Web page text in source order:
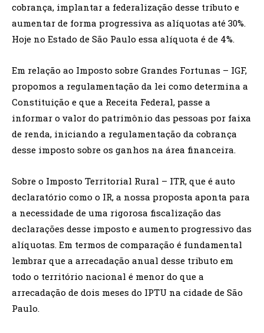
cobrança, implantar a federalização desse tributo e
aumentar de forma progressiva as alíquotas até 30%.
Hoje no Estado de São Paulo essa alíquota é de 4%.
Em relação ao Imposto sobre Grandes Fortunas – IGF,
propomos a regulamentação da lei como determina a
Constituição e que a Receita Federal, passe a
informar o valor do patrimônio das pessoas por faixa
de renda, iniciando a regulamentação da cobrança
desse imposto sobre os ganhos na área financeira.
Sobre o Imposto Territorial Rural – ITR, que é auto
declaratório como o IR, a nossa proposta aponta para
a necessidade de uma rigorosa fiscalização das
declarações desse imposto e aumento progressivo das
alíquotas. Em termos de comparação é fundamental
lembrar que a arrecadação anual desse tributo em
todo o território nacional é menor do que a
arrecadação de dois meses do IPTU na cidade de São
Paulo.